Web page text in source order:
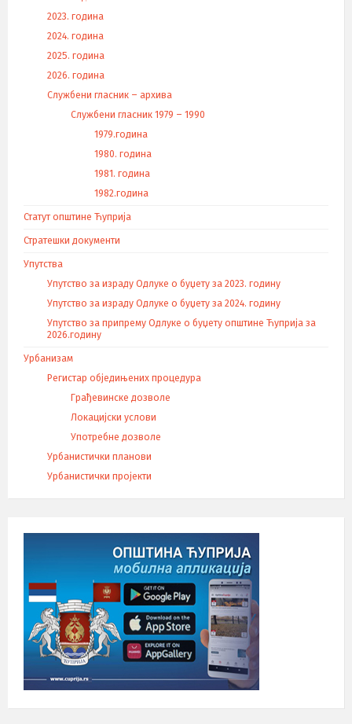
2023. година
2024. година
2025. година
2026. година
Службени гласник – архива
Службени гласник 1979 – 1990
1979.година
1980. година
1981. година
1982.година
Статут општине Ћуприја
Стратешки документи
Упутства
Упутство за израду Одлуке о буџету за 2023. годину
Упутство за израду Одлуке о буџету за 2024. годину
Упутство за припрему Одлуке о буџету општине Ћуприја за
2026.годину
Урбанизам
Регистар обједињених процедура
Грађевинске дозволе
Локацијски услови
Употребне дозволе
Урбанистички планови
Урбанистички пројекти